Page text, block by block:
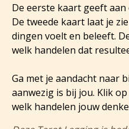
De eerste kaart geeft
De tweede kaart laat je
dingen voelt en beleeft.
welk handelen dat
Ga met je aandacht naar
aanwezig is bij jou. Klik
welk handelen jouw